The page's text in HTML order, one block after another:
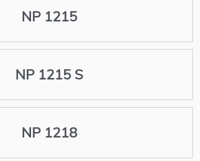
NP 1215
NP 1215 S
NP 1218